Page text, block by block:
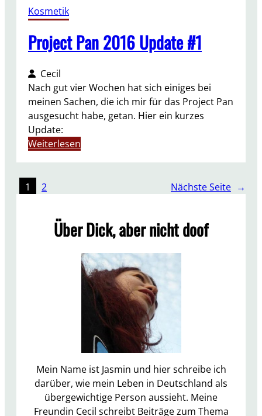
2
Kosmetik
Project Pan 2016 Update #1
Cecil
Nach gut vier Wochen hat sich einiges bei
meinen Sachen, die ich mir für das Project Pan
ausgesucht habe, getan. Hier ein kurzes
Update:
Weiterlesen
c
P
a
U
p
d
a
t
1 2 Nächste Seite →
Über Dick, aber nicht doof
Mein Name ist Jasmin und hier schreibe ich
darüber, wie mein Leben in Deutschland als
übergewichtige Person aussieht. Meine
Freundin Cecil schreibt Beiträge zum Thema